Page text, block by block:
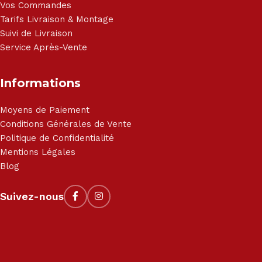
Vos Commandes
Tarifs Livraison & Montage
Suivi de Livraison
Service Après-Vente
Informations
Moyens de Paiement
Conditions Générales de Vente
Politique de Confidentialité
Mentions Légales
Blog
Suivez-nous